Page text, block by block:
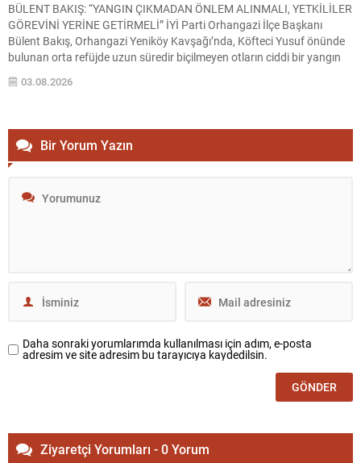
BÜLENT BAKIŞ: “YANGIN ÇIKMADAN ÖNLEM ALINMALI, YETKİLİLER
GÖREVİNİ YERİNE GETİRMELİ” İYİ Parti Orhangazi İlçe Başkanı
Bülent Bakış, Orhangazi Yeniköy Kavşağı’nda, Köfteci Yusuf önünde
bulunan orta refüjde uzun süredir biçilmeyen otların ciddi bir yangın
riski oluşturduğunu belirterek yetkililere acil müdahale çağrısında
bulundu. Bakış, özellikle yaz aylarında hava sıcaklıklarının artması ve
03.08.2026
Bir Yorum Yazın
Daha sonraki yorumlarımda kullanılması için adım, e-posta
adresim ve site adresim bu tarayıcıya kaydedilsin.
Ziyaretçi Yorumları - 0 Yorum